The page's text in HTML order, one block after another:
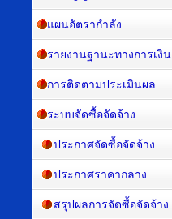
แผนอัตรากำลัง
รายงานฐานะทางการเงิน
การติดตามประเมินผล
ระบบจัดซื้อจัดจ้าง
ประกาศจัดซื้อจัดจ้าง
ประกาศราคากลาง
สรุปผลการจัดซื้อจัดจ้าง